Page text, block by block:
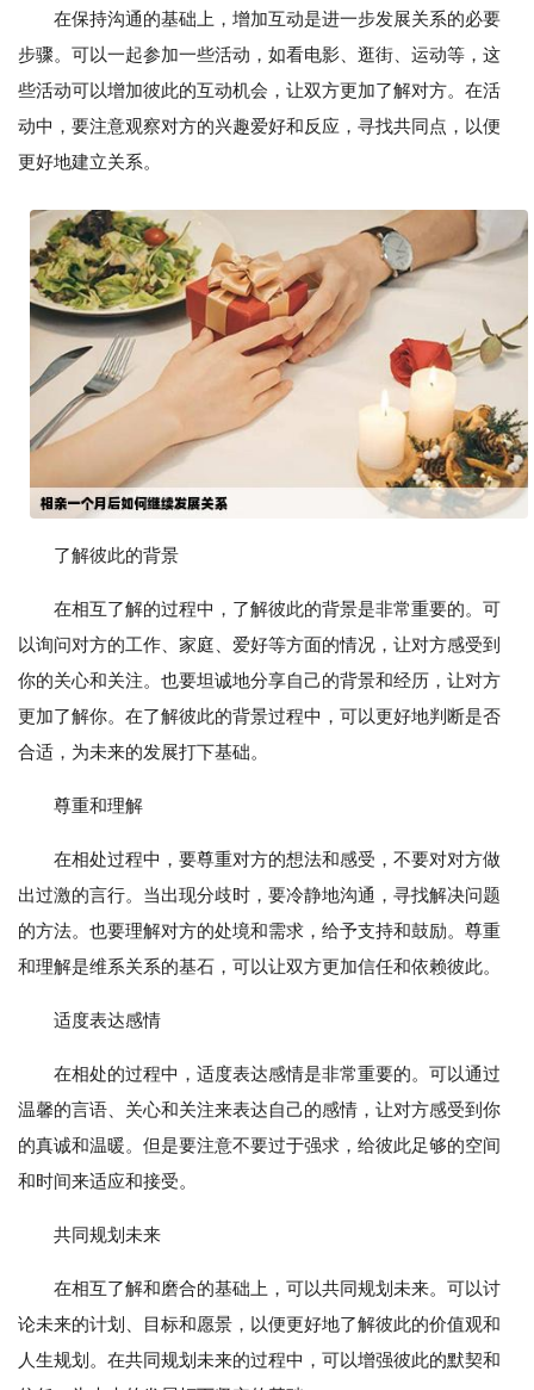
在保持沟通的基础上，增加互动是进一步发展关系的必要
步骤。可以一起参加一些活动，如看电影、逛街、运动等，这
些活动可以增加彼此的互动机会，让双方更加了解对方。在活
动中，要注意观察对方的兴趣爱好和反应，寻找共同点，以便
更好地建立关系。
了解彼此的背景
在相互了解的过程中，了解彼此的背景是非常重要的。可
以询问对方的工作、家庭、爱好等方面的情况，让对方感受到
你的关心和关注。也要坦诚地分享自己的背景和经历，让对方
更加了解你。在了解彼此的背景过程中，可以更好地判断是否
合适，为未来的发展打下基础。
尊重和理解
在相处过程中，要尊重对方的想法和感受，不要对对方做
出过激的言行。当出现分歧时，要冷静地沟通，寻找解决问题
的方法。也要理解对方的处境和需求，给予支持和鼓励。尊重
和理解是维系关系的基石，可以让双方更加信任和依赖彼此。
适度表达感情
在相处的过程中，适度表达感情是非常重要的。可以通过
温馨的言语、关心和关注来表达自己的感情，让对方感受到你
的真诚和温暖。但是要注意不要过于强求，给彼此足够的空间
和时间来适应和接受。
共同规划未来
在相互了解和磨合的基础上，可以共同规划未来。可以讨
论未来的计划、目标和愿景，以便更好地了解彼此的价值观和
人生规划。在共同规划未来的过程中，可以增强彼此的默契和